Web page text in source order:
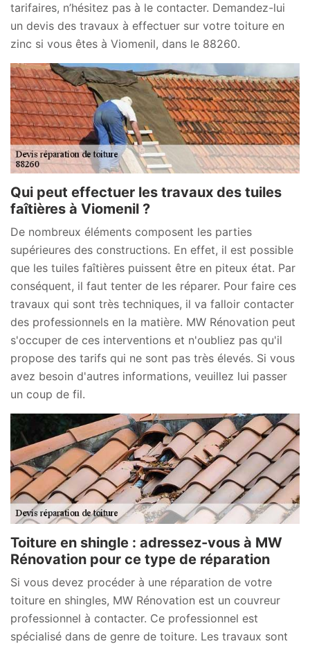
tarifaires, n’hésitez pas à le contacter. Demandez-lui
un devis des travaux à effectuer sur votre toiture en
zinc si vous êtes à Viomenil, dans le 88260.
Qui peut effectuer les travaux des tuiles
faîtières à Viomenil ?
De nombreux éléments composent les parties
supérieures des constructions. En effet, il est possible
que les tuiles faîtières puissent être en piteux état. Par
conséquent, il faut tenter de les réparer. Pour faire ces
travaux qui sont très techniques, il va falloir contacter
des professionnels en la matière. MW Rénovation peut
s'occuper de ces interventions et n'oubliez pas qu'il
propose des tarifs qui ne sont pas très élevés. Si vous
avez besoin d'autres informations, veuillez lui passer
un coup de fil.
Toiture en shingle : adressez-vous à MW
Rénovation pour ce type de réparation
Si vous devez procéder à une réparation de votre
toiture en shingles, MW Rénovation est un couvreur
professionnel à contacter. Ce professionnel est
spécialisé dans de genre de toiture. Les travaux sont